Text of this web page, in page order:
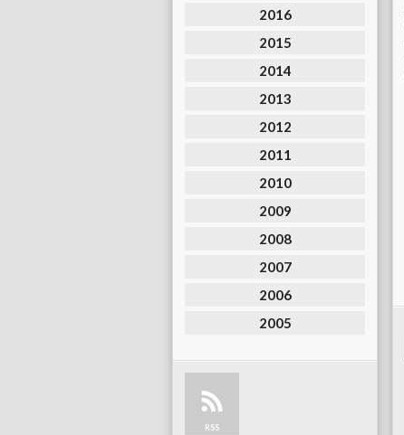
2016
2015
2014
2013
2012
2011
2010
2009
2008
2007
2006
2005
RSS